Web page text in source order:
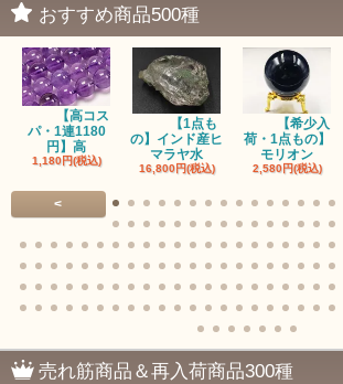
アイドクレーズ（Idocrase）（別名ベスビアナ
アクアマリン（藍玉/藍柱石/Aquamarine）
アクチノライトインクォーツ（Actinolite/緑閃
赤瑪瑙（レッドアゲート/カーネリアン）
アゲート（瑪瑙/Agate）各種
おすすめ商品500種
【高コス
パ・1連1180
円】高
1,180円(税込)
【1点も
の】インド産ヒ
マラヤ水
16,800円(税込)
【希少入
荷・1点もの】
モリオン
2,580円(税込)
<
売れ筋商品＆再入荷商品300種